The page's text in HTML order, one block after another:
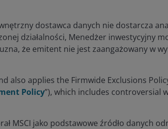
dostawca danych nie dostarcza
działalności, Menedżer inwestycyjny
że emitent nie jest zaangażowany w
also applies the Firmwide Exclusions
Policy”), which includes controversial
MSCI jako podstawowe źródło danych